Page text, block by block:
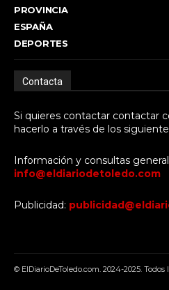
PROVINCIA
ESPAÑA
DEPORTES
Contacta
Si quieres contactar contactar
hacerlo a través de los
Información y consultas
info@eldiariodetoledo.com
Publicidad:
© ElDiarioDeToledo.com. 2024-2025. Todos